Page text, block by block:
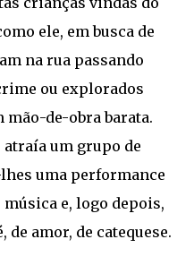
ele, em busca de
na rua passando
ou explorados
mão-de-obra barata.
atraía um grupo de
uma performance
música e, logo depois,
de amor, de catequese.